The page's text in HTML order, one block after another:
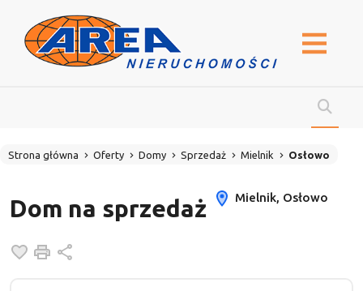
Strona główna Oferty Domy Sprzedaż Mielnik Osłowo
Dom na sprzedaż Mielnik, Osłowo
Dodaj do ulubionych
Drukuj